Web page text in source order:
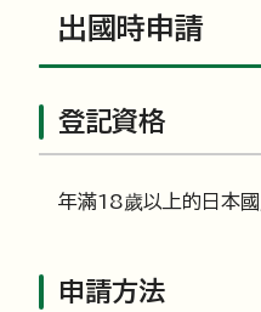
出國時申請
登記資格
年滿18歲以上的日本國
申請方法